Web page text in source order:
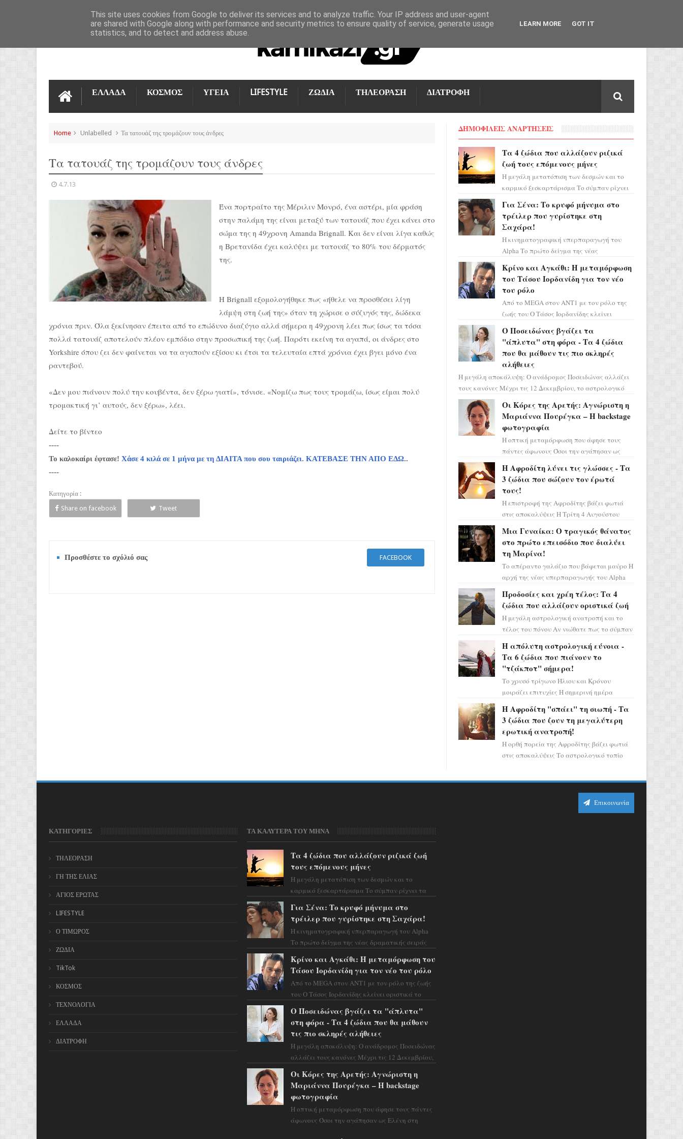
ΕΠΙΚΟΙΝΩΝΊΑ
ΕΛΛΑΔΑ ΚΟΣΜΟΣ ΥΓΕΙΑ LIFESTYLE ΖΩΔΙΑ ΤΗΛΕΟΡΑΣΗ ΔΙΑΤΡΟΦΗ
Home Unlabelled Τα τατουάζ της τρομάζουν τους άνδρες
Τα τατουάζ της τρομάζουν τους άνδρες
4.7.13
Ένα πορτραίτο της Μέριλιν Μονρό, ένα αστέρι, μία φράση
στην παλάμη της είναι μεταξύ των τατουάζ που έχει κάνει στο
σώμα της η 49χρονη Amanda Brignall. Και δεν είναι λίγα καθώς
η Βρετανίδα έχει καλύψει με τατουάζ το 80% του δέρματός
της.
Η Brignall εξομολογήθηκε πως «ήθελε να προσθέσει λίγη
λάμψη στη ζωή της» όταν τη χώρισε ο σύζυγός της, δώδεκα
χρόνια πριν. Όλα ξεκίνησαν έπειτα από το επώδυνο διαζύγιο αλλά σήμερα η 49χρονη λέει πως ίσως τα τόσα
πολλά τατουάζ αποτελούν πλέον εμπόδιο στην προσωπική της ζωή. Παρότι εκείνη τα αγαπά, οι άνδρες στο
Yorkshire όπου ζει δεν φαίνεται να τα αγαπούν εξίσου κι έτσι τα τελευταία επτά χρόνια έχει βγει μόνο ένα
ραντεβού.
«Δεν μου πιάνουν πολύ την κουβέντα, δεν ξέρω γιατί», τόνισε. «Νομίζω πως τους τρομάζω, ίσως είμαι πολύ
τρομακτική γι’ αυτούς, δεν ξέρω», λέει.
Δείτε το βίντεο
----
Το καλοκαίρι έφτασε! Χάσε 4 κιλά σε 1 μήνα με τη ΔΙΑΙΤΑ που σου ταιριάζει. ΚΑΤΕΒΑΣΕ ΤΗΝ ΑΠΟ ΕΔΩ..
----
Κατηγορία :
Share on facebook
Tweet
Προσθέστε το σχόλιό σας FACEBOOK
ΔΗΜΟΦΙΛΕΙΣ ΑΝΑΡΤΗΣΕΙΣ
Τα 4 ζώδια που αλλάζουν ριζικά
ζωή τους επόμενους μήνες
Η μεγάλη μετατόπιση των δεσμών και το
καρμικό ξεσκαρτάρισμα Το σύμπαν ρίχνει
προειδοποιεί: οι σελην...
Για Σένα: Το κρυφό μήνυμα στο
τρέιλερ που γυρίστηκε στη
Σαχάρα!
Η κινηματογραφική υπερπαραγωγή του
Alpha Το πρώτο δείγμα της νέας
η αισθητική του ξεπερνά κάθε π...
Κρίνο και Αγκάθι: Η μεταμόρφωση
του Τάσου Ιορδανίδη για τον νέο
του ρόλο
Από το MEGA στον ΑΝΤ1 με τον ρόλο της
ζωής του Ο Τάσος Ιορδανίδης κλείνει
επιτυχίας «Μια Νύχτα Μόνο» ...
Ο Ποσειδώνας βγάζει τα
"άπλυτα" στη φόρα - Τα 4 ζώδια
που θα μάθουν τις πιο σκληρές
αλήθειες
Η μεγάλη αποκάλυψη: Ο ανάδρομος Ποσειδώνας αλλάζει
τους κανόνες Μέχρι τις 12 Δεκεμβρίου, το αστρολογικό
σκηνικό θυμίζει ταινία μυστηρίου ...
Οι Κόρες της Αρετής: Αγνώριστη η
Μαριάννα Πουρέγκα – H backstage
φωτογραφία
Η οπτική μεταμόρφωση που άφησε τους
πάντες άφωνους Όσοι την αγάπησαν ως
πρέπει τώρα να προετοιμαστο...
Η Αφροδίτη λύνει τις γλώσσες - Τα
3 ζώδια που σώζουν τον έρωτά
τους!
Η επιστροφή της Αφροδίτης βάζει φωτιά
στις αποκαλύψεις Η Τρίτη 4 Αυγούστου
ορόσημο, καθώς η Αφροδίτη πρ...
Μια Γυναίκα: Ο τραγικός θάνατος
στο πρώτο επεισόδιο που διαλύει
τη Μαρίνα!
Το απέραντο γαλάζιο που βάφεται μαύρο Η
αρχή της νέας υπερπαραγωγής του Alpha
πλημμυρισμένο από...
Προδοσίες και χρέη τέλος: Τα 4
ζώδια που αλλάζουν οριστικά ζωή
Η μεγάλη αστρολογική ανατροπή και το
τέλος του πόνου Αν νιώθατε πως το σύμπαν
πάρετε μια βαθιά α...
Η απόλυτη αστρολογική εύνοια -
Τα 6 ζώδια που πιάνουν το
"τζάκποτ" σήμερα!
Το χρυσό τρίγωνο Ήλιου και Κρόνου
μοιράζει επιτυχίες Η σημερινή ημέρα
αποδεικνύοντας πως η πραγματική
επιτυχί...
Η Αφροδίτη "σπάει" τη σιωπή - Τα
3 ζώδια που ζουν τη μεγαλύτερη
ερωτική ανατροπή!
Η ορθή πορεία της Αφροδίτης βάζει φωτιά
στις αποκαλύψεις Το αστρολογικό τοπίο
Επικοινωνία
ΚΑΤΗΓΟΡΙΕΣ
ΤΗΛΕΟΡΑΣΗ
ΓΗ ΤΗΣ ΕΛΙΑΣ
ΑΓΙΟΣ ΕΡΩΤΑΣ
LIFESTYLE
Ο ΤΙΜΩΡΟΣ
ΖΩΔΙΑ
TikTok
ΚΟΣΜΟΣ
ΤΕΧΝΟΛΟΓΙΑ
ΕΛΛΑΔΑ
ΔΙΑΤΡΟΦΗ
ΤΑ ΚΑΛΥΤΕΡΑ ΤΟΥ ΜΗΝΑ
Τα 4 ζώδια που αλλάζουν ριζικά ζωή
τους επόμενους μήνες
Η μεγάλη μετατόπιση των δεσμών και το
καρμικό ξεσκαρτάρισμα Το σύμπαν ρίχνει τα
προειδοποιεί: οι σελην...
Για Σένα: Το κρυφό μήνυμα στο
τρέιλερ που γυρίστηκε στη Σαχάρα!
Η κινηματογραφική υπερπαραγωγή του Alpha
Το πρώτο δείγμα της νέας δραματικής σειράς
κάθε π...
Κρίνο και Αγκάθι: Η μεταμόρφωση του
Τάσου Ιορδανίδη για τον νέο του ρόλο
Από το MEGA στον ΑΝΤ1 με τον ρόλο της ζωής
του Ο Τάσος Ιορδανίδης κλείνει οριστικά το
Μόνο» ...
Ο Ποσειδώνας βγάζει τα "άπλυτα"
στη φόρα - Τα 4 ζώδια που θα μάθουν
τις πιο σκληρές αλήθειες
Η μεγάλη αποκάλυψη: Ο ανάδρομος Ποσειδώνας
αλλάζει τους κανόνες Μέχρι τις 12 Δεκεμβρίου,
μυστηρίου ...
Οι Κόρες της Αρετής: Αγνώριστη η
Μαριάννα Πουρέγκα – H backstage
φωτογραφία
Η οπτική μεταμόρφωση που άφησε τους πάντες
άφωνους Όσοι την αγάπησαν ως Ελένη στη
This site uses cookies from Google to deliver its services and to analyze traffic. Your IP address and user-agent
are shared with Google along with performance and security metrics to ensure quality of service, generate usage
statistics, and to detect and address abuse.
LEARN MORE GOT IT